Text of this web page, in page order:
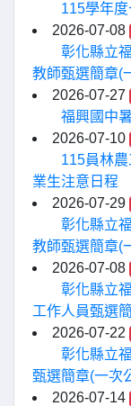
115學年
2026-07-08
彰化縣立
教師甄選簡章(
2026-07-27
福興國中
2026-07-10
115員林
業生注意日程
2026-07-29
彰化縣立
教師甄選簡章(
2026-07-08
彰化縣立
工作人員甄選
2026-07-22
彰化縣立
甄選簡章(一次
2026-07-14